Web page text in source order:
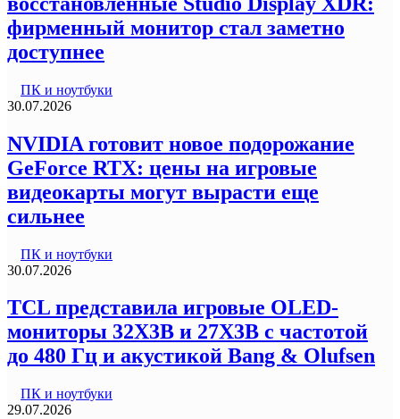
фирменный монитор стал заметно
доступнее
ПК и ноутбуки
30.07.2026
NVIDIA готовит новое подорожание
GeForce RTX: цены на игровые
видеокарты могут вырасти еще
сильнее
ПК и ноутбуки
30.07.2026
TCL представила игровые OLED-
мониторы 32X3B и 27X3B с частотой
до 480 Гц и акустикой Bang & Olufsen
ПК и ноутбуки
29.07.2026